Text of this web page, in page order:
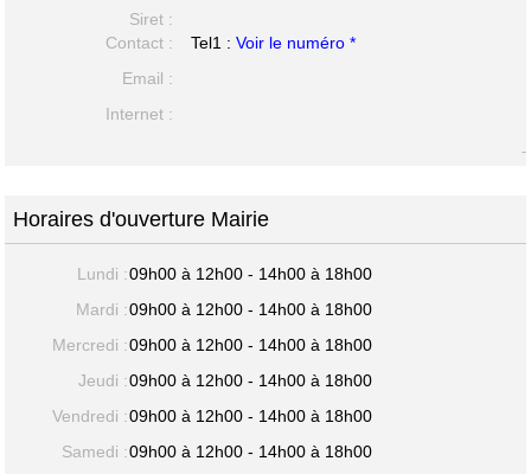
Siret :
Contact :
Tel1 :Voir le numéro *
Email :
Internet :
-
Horaires d'ouverture Mairie
Lundi :09h00 à 12h00 - 14h00 à 18h00
Mardi :09h00 à 12h00 - 14h00 à 18h00
Mercredi :09h00 à 12h00 - 14h00 à 18h00
Jeudi :09h00 à 12h00 - 14h00 à 18h00
Vendredi :09h00 à 12h00 - 14h00 à 18h00
Samedi :09h00 à 12h00 - 14h00 à 18h00